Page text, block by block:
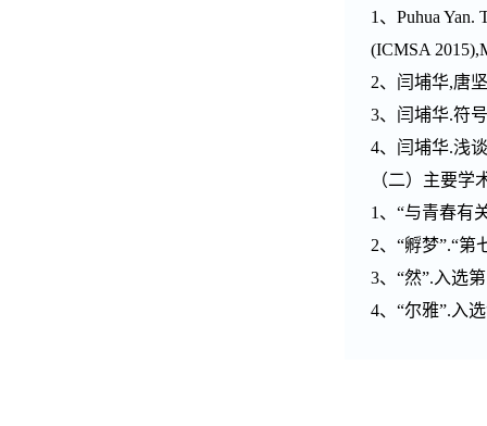
1、 Puhua Yan.
(ICMSA 2015),
2、闫埔华,唐
3、闫埔华.符
4、闫埔华.浅
（二）主要
1、“与青春有
2、“孵梦”.“
3、“然”.入选
4、“尔雅”.入